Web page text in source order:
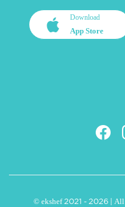
Download
App Store
© ekshef 2021 - 2026 | All